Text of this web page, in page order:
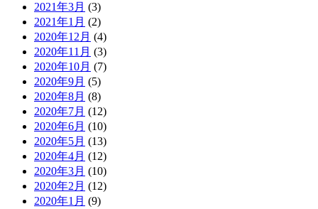
2021年3月 (3)
2021年1月 (2)
2020年12月 (4)
2020年11月 (3)
2020年10月 (7)
2020年9月 (5)
2020年8月 (8)
2020年7月 (12)
2020年6月 (10)
2020年5月 (13)
2020年4月 (12)
2020年3月 (10)
2020年2月 (12)
2020年1月 (9)